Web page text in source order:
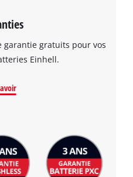
garantie gratuits pour vos
Einhell.